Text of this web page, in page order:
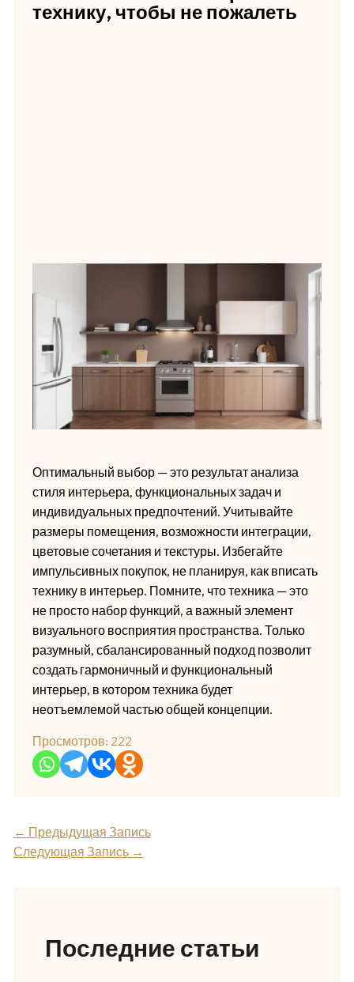
технику, чтобы не пожалеть
Оптимальный выбор — это результат анализа
стиля интерьера, функциональных задач и
индивидуальных предпочтений. Учитывайте
размеры помещения, возможности интеграции,
цветовые сочетания и текстуры. Избегайте
импульсивных покупок, не планируя, как вписать
технику в интерьер. Помните, что техника — это
не просто набор функций, а важный элемент
визуального восприятия пространства. Только
разумный, сбалансированный подход позволит
создать гармоничный и функциональный
интерьер, в котором техника будет
неотъемлемой частью общей концепции.
Просмотров: 222
← Предыдущая Запись
Следующая Запись →
Последние статьи